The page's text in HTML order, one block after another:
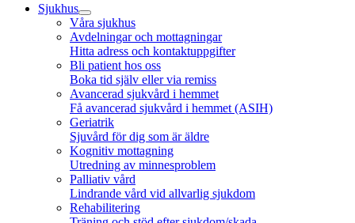
Sjukhus
Våra sjukhus
Avdelningar och mottagningar
Hitta adress och kontaktuppgifter
Bli patient hos oss
Boka tid själv eller via remiss
Avancerad sjukvård i hemmet
Få avancerad sjukvård i hemmet (ASIH)
Geriatrik
Sjuvård för dig som är äldre
Kognitiv mottagning
Utredning av minnesproblem
Palliativ vård
Lindrande vård vid allvarlig sjukdom
Rehabilitering